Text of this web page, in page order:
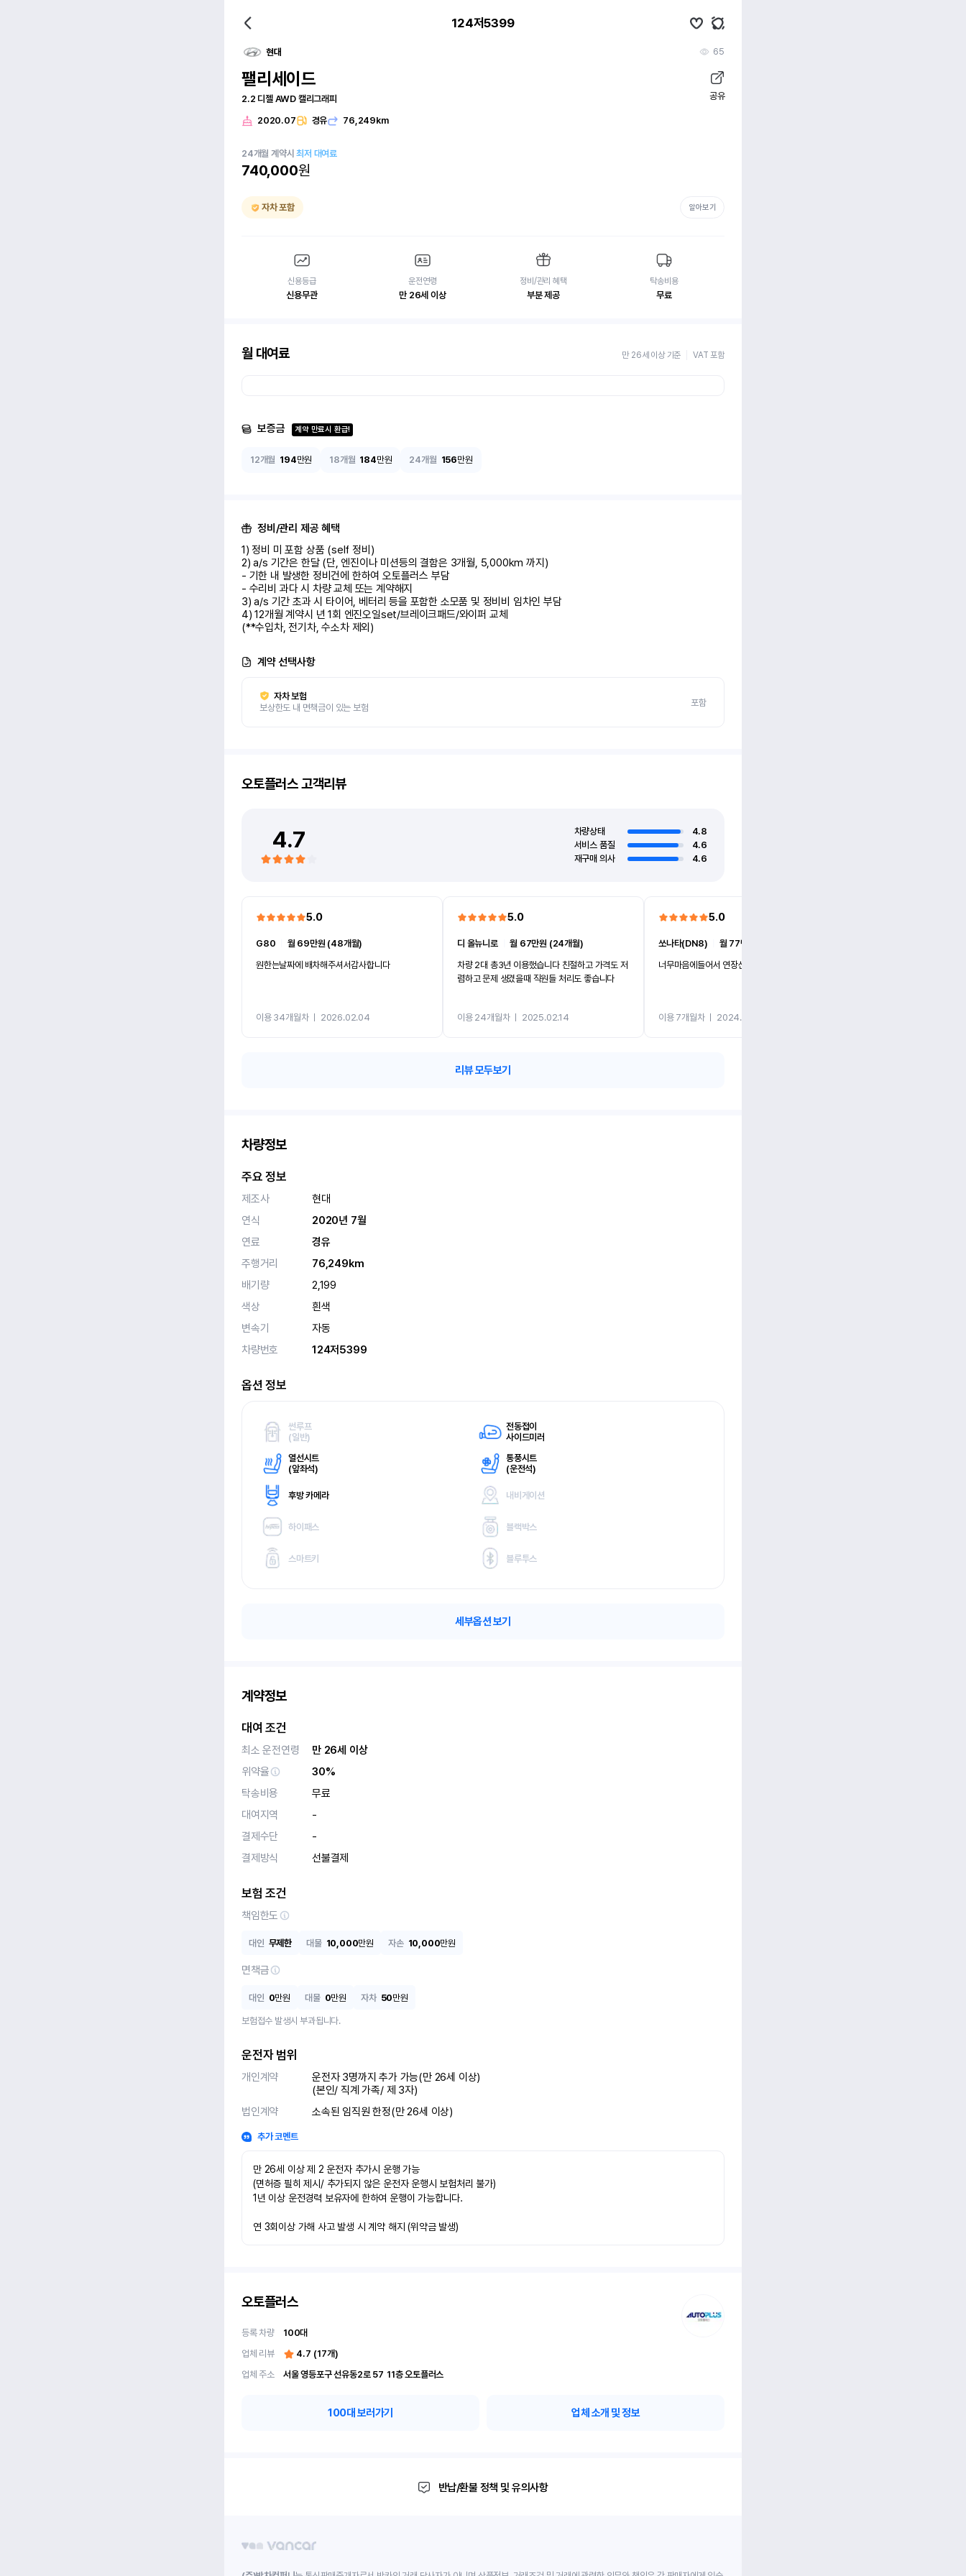
124저5399
현대 65
팰리세이드
2.2 디젤 AWD 캘리그래피 공유
2020.07 경유 76,249km
24개월 계약시최저 대여료
740,000원
자차 포함 알아보기
신용등급
신용무관
운전연령
만 26세 이상
정비/관리 혜택
부분 제공
탁송비용
무료
월 대여료 만 26세 이상 기준 VAT 포함
보증금 계약 만료시 환급!
12개월 194만원 18개월 184만원 24개월 156만원
정비/관리 제공 혜택
1) 정비 미 포함 상품 (self 정비)
2) a/s 기간은 한달 (단, 엔진이나 미션등의 결함은 3개월, 5,000km 까지)
- 기한 내 발생한 정비건에 한하여 오토플러스 부담
- 수리비 과다 시 차량 교체 또는 계약해지
3) a/s 기간 초과 시 타이어, 베터리 등을 포함한 소모품 및 정비비 임차인 부담
4) 12개월 계약시 년 1회 엔진오일set/브레이크패드/와이퍼 교체
(**수입차, 전기차, 수소차 제외)
계약 선택사항
자차 보험
보상한도 내 면책금이 있는 보험
포함
오토플러스고객리뷰
4.7 차량상태
4.8
서비스 품질
4.6
재구매 의사
4.6
5.0
G80
월 69만원 (48개월)
원한는날짜에 배차해주셔서감사합니다
이용 34개월차ㅣ 2026.02.04
5.0
디 올뉴니로ㅣ월 67만원 (24개월)
차량 2대 총3년 이용했습니다 친절하고 가격도 저
렴하고 문제 생겼을때 직원들 처리도 좋습니다
이용 24개월차ㅣ 2025.02.14
5.0
쏘나타(DN8)
월 77만원 (6개월)
너무마음에들어서 연장신청했어요
이용 7개월차ㅣ 2024.05.08
리뷰 모두보기
차량정보
주요 정보
제조사
현대
연식
2020년 7월
연료
경유
주행거리
76,249km
배기량
2,199
색상
흰색
변속기
자동
차량번호
124저5399
옵션 정보
썬루프
(일반)
전동접이
사이드미러
열선시트
(앞좌석)
통풍시트
(운전석)
후방 카메라 내비게이션
하이패스 블랙박스
스마트키 블루투스
세부옵션 보기
계약정보
대여 조건
최소 운전연령
만 26세 이상
위약율
30%
탁송비용
무료
대여지역
-
결제수단
-
결제방식
선불결제
보험 조건
책임한도
대인 무제한 대물 10,000만원 자손 10,000만원
면책금
대인 0만원 대물 0만원 자차 50만원
보험접수 발생시 부과됩니다.
운전자 범위
개인계약
운전자 3명까지 추가 가능(만 26세 이상)
(본인/ 직계 가족/ 제 3자)
법인계약
소속된 임직원 한정(만 26세 이상)
추가 코멘트
만 26세 이상 제 2 운전자 추가시 운행 가능
(면허증 필히 제시/ 추가되지 않은 운전자 운행시 보험처리 불가)
1년 이상 운전경력 보유자에 한하여 운행이 가능합니다.
연 3회이상 가해 사고 발생 시 계약 해지 (위약금 발생)
오토플러스
등록 차량 100대
업체 리뷰
4.7 (17개)
업체 주소
서울 영등포구 선유동2로 57	11층 오토플러스
100대 보러가기 업체 소개 및 정보
반납/환불 정책 및 유의사항